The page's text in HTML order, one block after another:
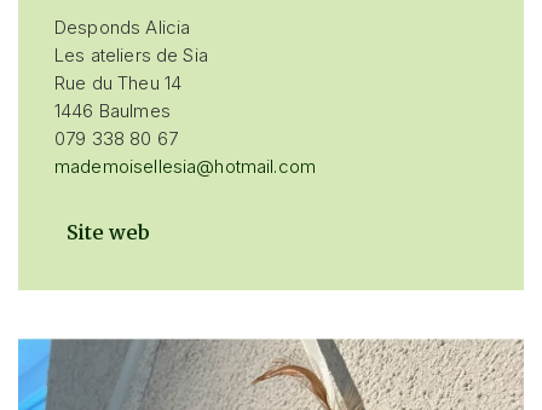
Desponds Alicia
Les ateliers de Sia
Rue du Theu 14
1446 Baulmes
079 338 80 67
mademoisellesia@hotmail.com
Site web